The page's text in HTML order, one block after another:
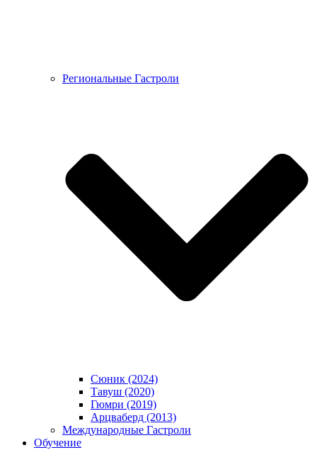
Региональные Гастроли
Сюник (2024)
Тавуш (2020)
Гюмри (2019)
Арцваберд (2013)
Международные Гастроли
Обучение